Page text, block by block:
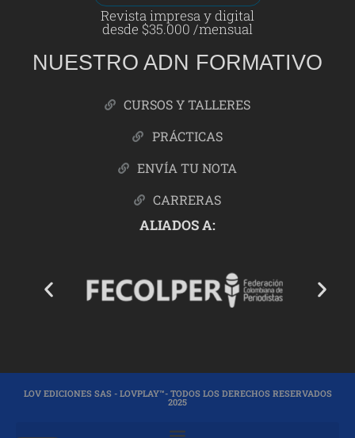
Revista impresa y digital
desde $35.000 /mensual
NUESTRO ADN FORMATIVO
CURSOS Y TALLERES
PRÁCTICAS
ENVÍA TU NOTA
CARRERAS
ALIADOS A:
LOV EDICIONES SAS - LOVPLAY™- TODOS LOS DERECHOS RESERVADOS
2025